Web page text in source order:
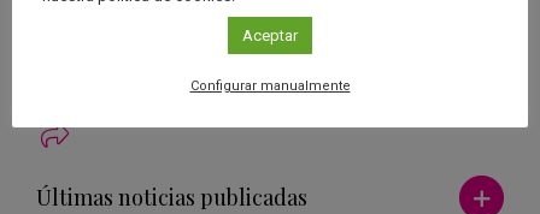
cyano derivatives of acenaphthylene (C12H8) in TMC-1 with the
Astronomy & Astrophisics
Últimas noticias publicadas Ver más
Aceptar
Configurar manualmente